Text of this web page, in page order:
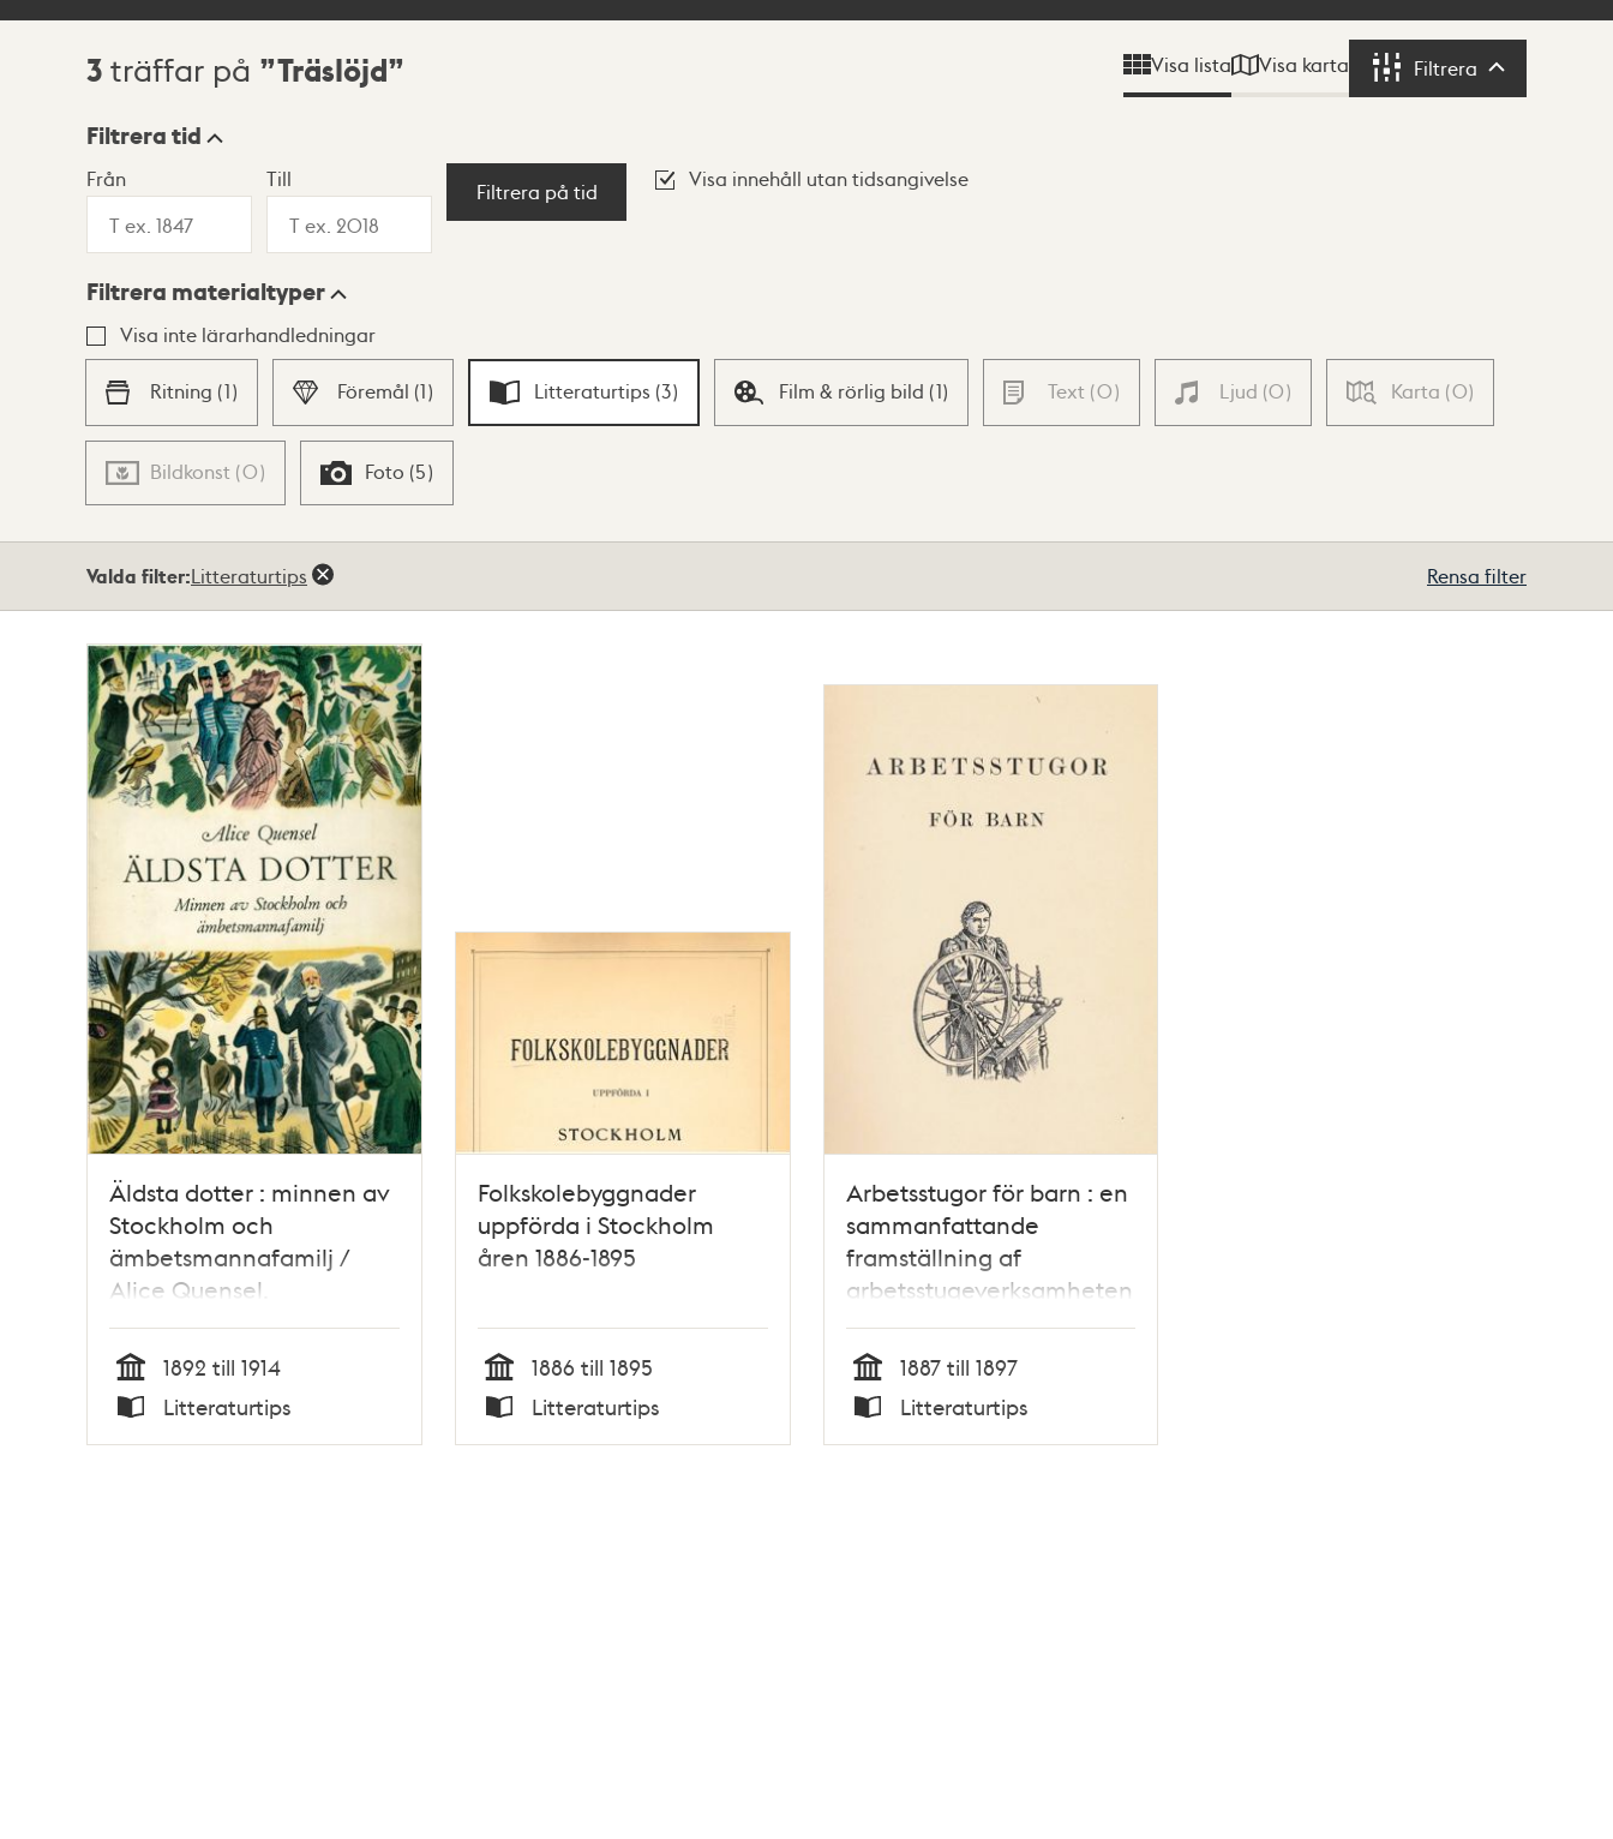
Sökresultat
3 träffar på Träslöjd Visa lista Visa karta Filtrera Filtrera
Visningsläge
Lista Karta
Filtrera tid
Från Till
Filtrera på tid
Visa innehåll utan tidsangivelse
Filtrera materialtyper
Visa inte lärarhandledningar
Ritning (1) Föremål (1) Litteraturtips (3) Film & rörlig bild (1) Text (0) Ljud (0) Karta (0)
Bildkonst (0) Foto (5)
Valda filter:Litteraturtips Rensa filter
Äldsta dotter : minnen av
Stockholm och
ämbetsmannafamilj /
Alice Quensel.
Tid
1892 till 1914
Litteraturtips
Folkskolebyggnader
uppförda i Stockholm
åren 1886-1895
Tid
1886 till 1895
Litteraturtips
Arbetsstugor för barn : en
sammanfattande
framställning af
arbetsstugeverksamheten
i Sverige / Anna Hierta-
Retzius
Tid
1887 till 1897
Litteraturtips